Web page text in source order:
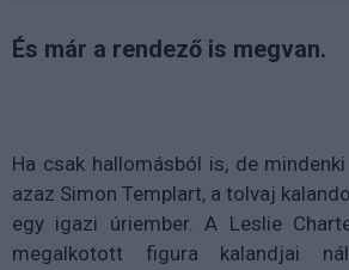
És már a rendező is megvan.
Ha csak hallomásból is, de
azaz Simon Templart, a tolvaj
egy igazi úriember. A Leslie
megalkotott figura kalandjai